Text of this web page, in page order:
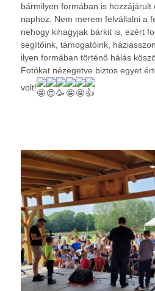
bármilyen formában is hozzájárult
naphoz. Nem merem felvállalni a
nehogy kihagyjak bárkit is, ezért
segítőink, támogatóink,
ilyen formában történő hálás
Fotókat nézegetve biztos egyet
volt!